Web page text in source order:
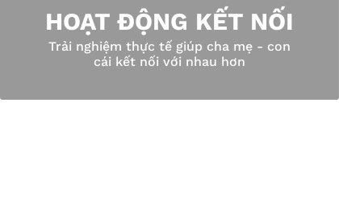
HOẠT ĐỘNG KẾT NỐI
Trải nghiệm thực tế giúp cha mẹ - con
cái kết nối với nhau hơn